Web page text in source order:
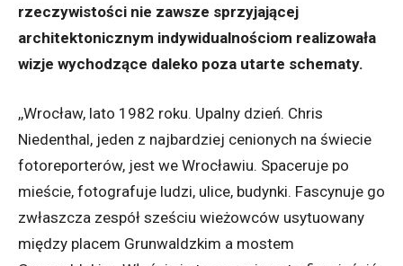
rzeczywistości nie zawsze sprzyjającej
architektonicznym indywidualnościom realizowała
wizje wychodzące daleko poza utarte schematy.
,,Wrocław, lato 1982 roku. Upalny dzień. Chris
Niedenthal, jeden z najbardziej cenionych na świecie
fotoreporterów, jest we Wrocławiu. Spaceruje po
mieście, fotografuje ludzi, ulice, budynki. Fascynuje go
zwłaszcza zespół sześciu wieżowców usytuowany
między placem Grunwaldzkim a mostem